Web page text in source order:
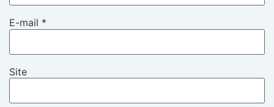
E-mail *
Site